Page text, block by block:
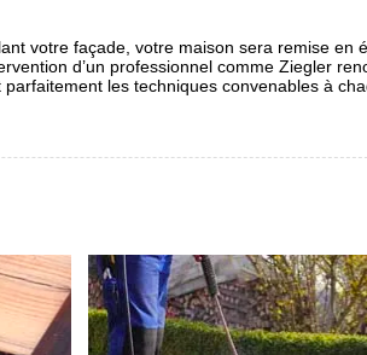
votre façade, votre maison sera remise en
d’un professionnel comme Ziegler
les techniques convenables à